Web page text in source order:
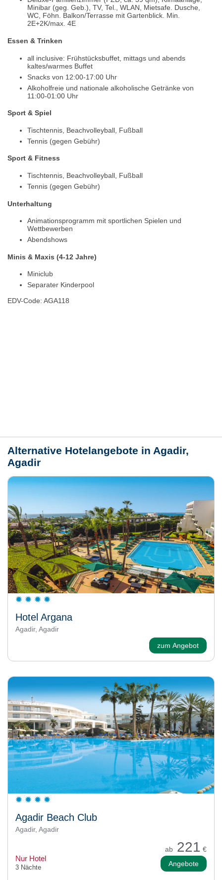
Minibar (geg. Geb.), TV, Tel., WLAN, Mietsafe. Dusche,
WC, Föhn. Balkon/Terrasse mit Gartenblick. Min.
2E+2K/max. 4E
Essen & Trinken
all inclusive: Frühstücksbuffet, mittags und abends
kaltes/warmes Buffet
Snacks von 12:00-17:00 Uhr
Alkoholfreie und nationale alkoholische Getränke von
11:00-01:00 Uhr
Sport & Spiel
Tischtennis, Beachvolleyball, Fußball
Tennis (gegen Gebühr)
Sport & Fitness
Tischtennis, Beachvolleyball, Fußball
Tennis (gegen Gebühr)
Unterhaltung
Animationsprogramm mit sportlichen Spielen und
Wettbewerben
Abendshows
Minis & Maxis (4-12 Jahre)
Miniclub
Separater Kinderpool
EDV-Code: AGA118
Alternative Hotelangebote in Agadir,
Agadir
Hotel Argana
Agadir, Agadir
zum Angebot
Agadir Beach Club
Agadir, Agadir
ab 221 €
Nur Hotel
3 Nächte Angebote